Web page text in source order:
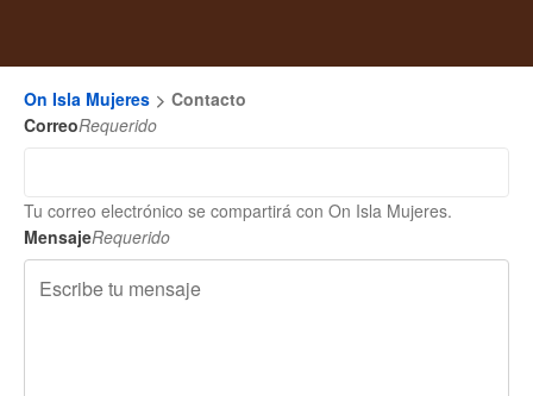
On Isla Mujeres
Contacto
CorreoRequerido
Tu correo electrónico se compartirá con On Isla Mujeres.
MensajeRequerido